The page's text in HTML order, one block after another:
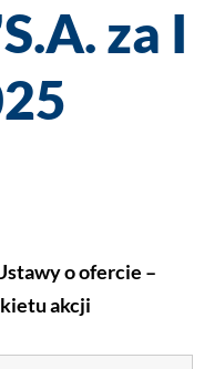
za I
o ofercie –
akcji